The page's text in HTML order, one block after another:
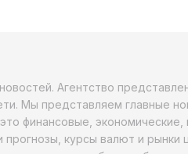
Агентство
Мы представляем главные
финансовые, экономические,
курсы валют и рынки